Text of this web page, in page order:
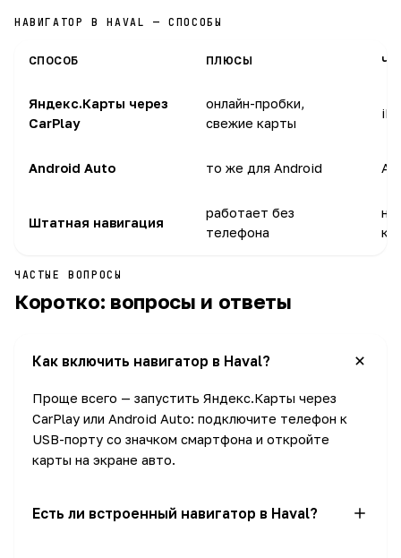
НАВИГАТОР В HAVAL — СПОСОБЫ
СПОСОБ ПЛЮСЫ
Яндекс.Карты через
CarPlay
онлайн-пробки,
свежие карты
Android Auto то же для Android
Штатная навигация
работает без
телефона
ЧАСТЫЕ ВОПРОСЫ
Коротко: вопросы и ответы
Как включить навигатор в Haval?
Проще всего — запустить Яндекс.Карты через
CarPlay или Android Auto: подключите телефон к
USB-порту со значком смартфона и откройте
карты на экране авто.
Есть ли встроенный навигатор в Haval?